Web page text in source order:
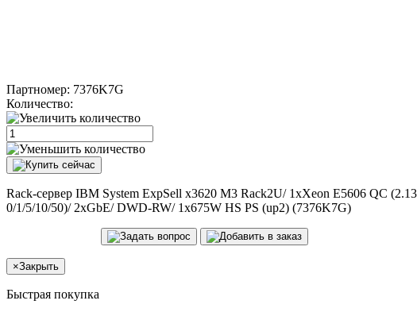
Партномер: 7376K7G
Количество:
Rack-сервер IBM System ExpSell x3620 M3 Rack2U/ 1xXeon E5606 QC
0/1/5/10/50)/ 2xGbE/ DWD-RW/ 1x675W HS PS (up2) (7376K7G)
×Закрыть
Быстрая покупка